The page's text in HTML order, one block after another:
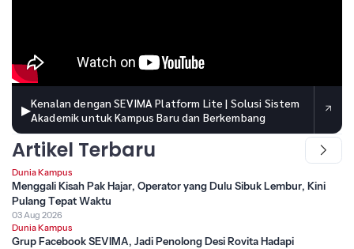
▶Kenalan dengan SEVIMA Platform Lite | Solusi Sistem
Akademik untuk Kampus Baru dan Berkembang
Artikel Terbaru
Dunia Kampus
Menggali Kisah Pak Hajar, Operator yang Dulu Sibuk Lembur, Kini
Pulang Tepat Waktu
03 Aug 2026
Dunia Kampus
Grup Facebook SEVIMA, Jadi Penolong Desi Rovita Hadapi